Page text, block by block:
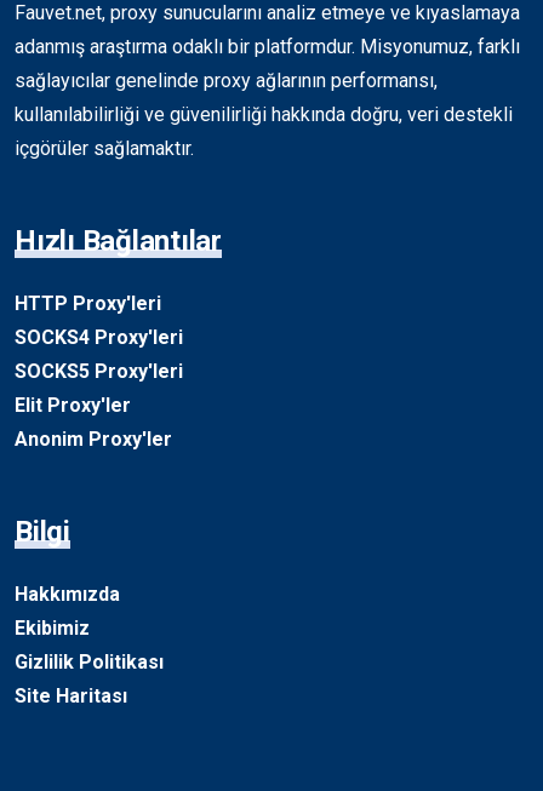
Fauvet.net, proxy sunucularını analiz etmeye ve kıyaslamaya
adanmış araştırma odaklı bir platformdur. Misyonumuz, farklı
sağlayıcılar genelinde proxy ağlarının performansı,
kullanılabilirliği ve güvenilirliği hakkında doğru, veri destekli
içgörüler sağlamaktır.
Hızlı Bağlantılar
HTTP Proxy'leri
SOCKS4 Proxy'leri
SOCKS5 Proxy'leri
Elit Proxy'ler
Anonim Proxy'ler
Bilgi
Hakkımızda
Ekibimiz
Gizlilik Politikası
Site Haritası